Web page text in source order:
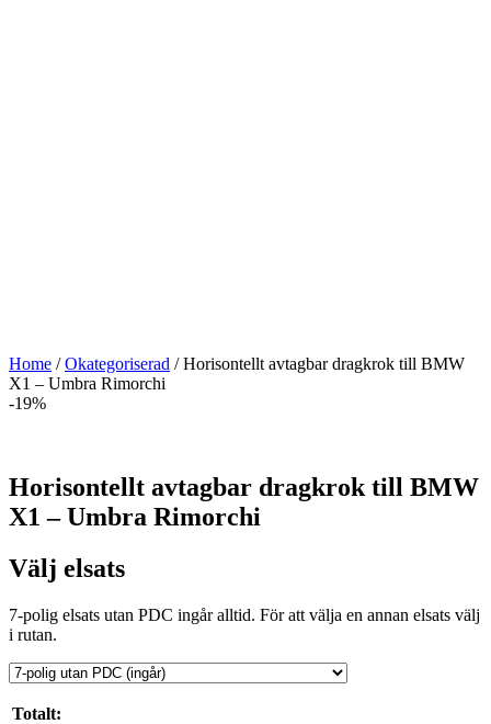
Home /Okategoriserad / Horisontellt avtagbar dragkrok till BMW
X1 – Umbra Rimorchi
-19%
Horisontellt avtagbar dragkrok till BMW
X1 – Umbra Rimorchi
Välj elsats
7-polig elsats utan PDC ingår alltid. För att välja en annan elsats välj
i rutan.
Totalt: